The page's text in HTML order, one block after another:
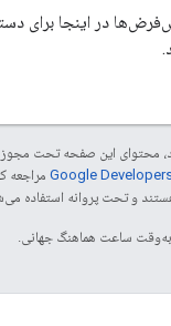
محتوای این صفحه تحت مجوز